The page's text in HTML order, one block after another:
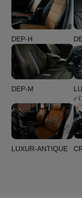
DEP-H
DEP-M
パ
LUXUR-ANTIQUE